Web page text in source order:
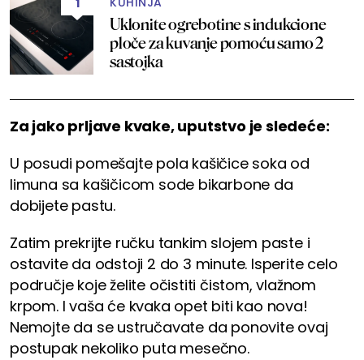
1
Uklonite ogrebotine s indukcione
ploče za kuvanje pomoću samo 2
sastojka
Za jako prljave kvake, uputstvo je sledeće:
U posudi pomešajte pola kašičice soka od
limuna sa kašičicom sode bikarbone da
dobijete pastu.
Zatim prekrijte ručku tankim slojem paste i
ostavite da odstoji 2 do 3 minute. Isperite celo
područje koje želite očistiti čistom, vlažnom
krpom. I vaša će kvaka opet biti kao nova!
Nemojte da se ustručavate da ponovite ovaj
postupak nekoliko puta mesečno.